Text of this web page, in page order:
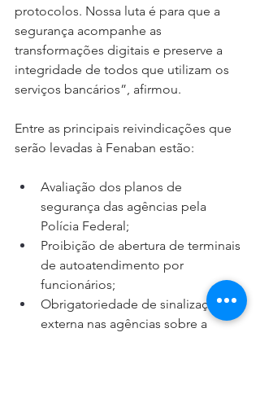
protocolos. Nossa luta é para que a
segurança acompanhe as
transformações digitais e preserve a
integridade de todos que utilizam os
serviços bancários”, afirmou.
Entre as principais reivindicações que
serão levadas à Fenaban estão:
Avaliação dos planos de
segurança das agências pela
Polícia Federal;
Proibição de abertura de terminais
de autoatendimento por
funcionários;
Obrigatoriedade de sinalização
externa nas agências sobre a